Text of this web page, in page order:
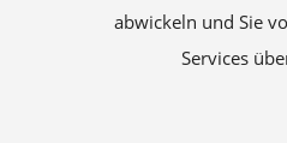
abwickeln und Sie
Services